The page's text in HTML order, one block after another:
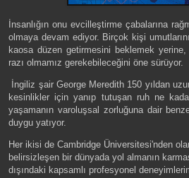
İnsanlığın onu evcilleştirme çabalarına
olmaya devam ediyor. Birçok kişi
kaosa düzen getirmesini beklemek
razı olmamız gerekebileceğini öne sürüyor.
İngiliz şair George Meredith 150 yıldan
kesinlikler için yanıp tutuşan ruh ne
yaşamanın varoluşsal zorluğuna dair
duygu yatıyor.
Her ikisi de Cambridge Üniversitesi'nden
belirsizleşen bir dünyada yol almanın
dışındaki kapsamlı profesyonel